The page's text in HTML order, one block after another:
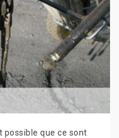
possible que ce sont